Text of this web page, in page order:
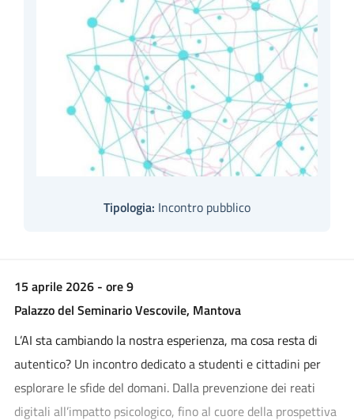
Tipologia: Incontro pubblico
15 aprile 2026 - ore 9
Palazzo del Seminario Vescovile, Mantova
L’AI sta cambiando la nostra esperienza, ma cosa resta di
autentico? Un incontro dedicato a studenti e cittadini per
esplorare le sfide del domani. Dalla prevenzione dei reati
digitali all’impatto psicologico, fino al cuore della prospettiva